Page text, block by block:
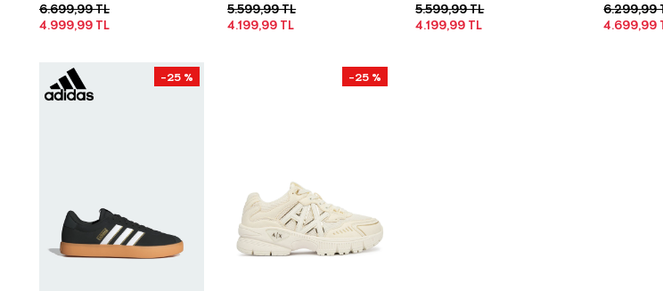
4.999,99 TL
6.699,99 TL
4.199,99 TL
5.599,99 TL
4.199,99 TL
5.599,99 TL
4.699,99
6.299,99
-25 % -25 %